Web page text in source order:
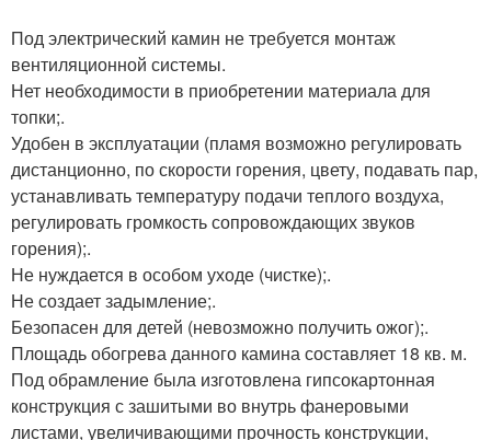
Под электрический камин не требуется монтаж
вентиляционной системы.
Нет необходимости в приобретении материала для
топки;.
Удобен в эксплуатации (пламя возможно регулировать
дистанционно, по скорости горения, цвету, подавать пар,
устанавливать температуру подачи теплого воздуха,
регулировать громкость сопровождающих звуков
горения);.
Не нуждается в особом уходе (чистке);.
Не создает задымление;.
Безопасен для детей (невозможно получить ожог);.
Площадь обогрева данного камина составляет 18 кв. м.
Под обрамление была изготовлена гипсокартонная
конструкция с зашитыми во внутрь фанеровыми
листами, увеличивающими прочность конструкции,